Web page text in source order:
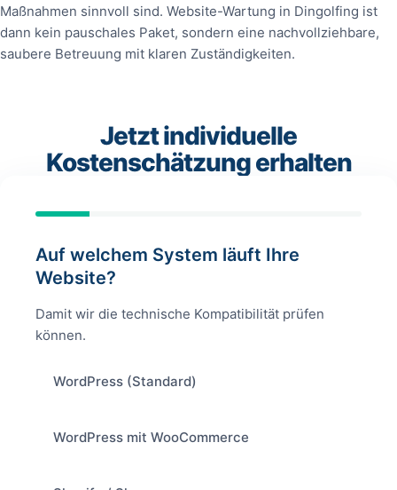
Maßnahmen sinnvoll sind. Website-Wartung in Dingolfing ist
dann kein pauschales Paket, sondern eine nachvollziehbare,
saubere Betreuung mit klaren Zuständigkeiten.
Jetzt individuelle
Kostenschätzung erhalten
Auf welchem System läuft Ihre
Website?
Damit wir die technische Kompatibilität prüfen
können.
WordPress (Standard)
WordPress mit WooCommerce